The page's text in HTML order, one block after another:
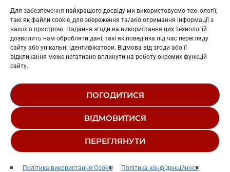
Для забезпечення найкращого досвіду ми використовуємо технології,
такі як файли cookie, для збереження та/або отримання інформації з
вашого пристрою. Надання згоди на використання цих технологій
дозволить нам обробляти дані, такі як поведінка під час перегляду
сайту або унікальні ідентифікатори. Відмова від згоди або її
відкликання може негативно вплинути на роботу окремих функцій
сайту.
ПОГОДИТИСЯ
ВІДМОВИТИСЯ
ПЕРЕГЛЯНУТИ
Політика використання Cookie Політика конфіденційності
Косів: L11-01805
Гарасимів: L11-02274
© 1995-2026 РК «ЗАХІДНИЙ ПОЛЮС»
РЕДАКЦІЙНИЙ СТАТУТ
СТРУКТУРА ВЛАСНОСТІ